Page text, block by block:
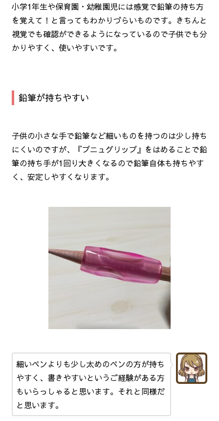
小学1年生や保育園・幼稚園児には感覚で鉛筆の持ち方
を覚えて！と言ってもわかりづらいものです。きちんと
視覚でも確認ができるようになっているので子供でも分
かりやすく、使いやすいです。
鉛筆が持ちやすい
子供の小さな手で鉛筆など細いものを持つのは少し持ち
にくいのですが、『プニュグリップ』をはめることで鉛
筆の持ち手が1回り大きくなるので鉛筆自体も持ちやす
く、安定しやすくなります。
細いペンよりも少し太めのペンの方が持ち
やすく、書きやすいというご経験がある方
もいらっしゃると思います。それと同様だ
と思います。